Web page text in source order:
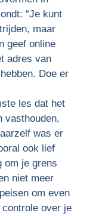
“Je kunt
maar
geef online
adres van
Doe er
les dat het
vasthouden,
was er
ook lief
om je grens
niet meer
om even
over je